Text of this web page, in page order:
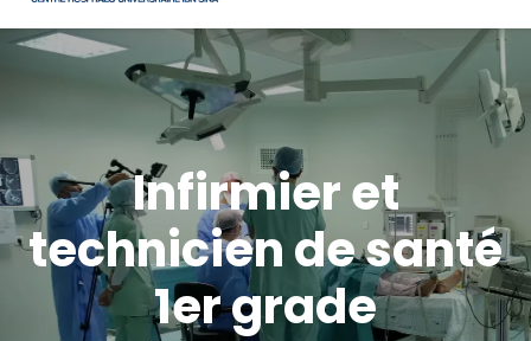
Infirmier et
technicien de santé
1er grade